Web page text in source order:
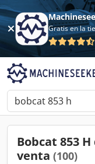
Bobcat 853
venta (100)